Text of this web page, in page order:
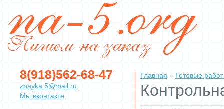
8(918)562-68-47
znayka.5@mail.ru
Мы вконтакте
Главная » Готовые